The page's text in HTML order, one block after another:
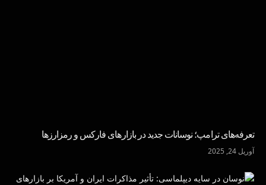
تعرفه‌های ترامپ؛ نوسانات جدید در بازارهای فارکس و رمزارزها
آوریل 24, 2025